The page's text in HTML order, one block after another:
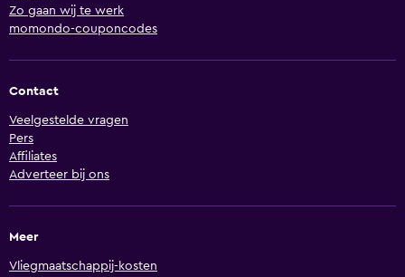
Zo gaan wij te werk
momondo-couponcodes
Contact
Veelgestelde vragen
Pers
Affiliates
Adverteer bij ons
Meer
Vliegmaatschappij-kosten